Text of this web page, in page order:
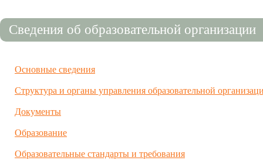
Сведения об образовательной организации
Основные сведения
Структура и органы управления образовательной
Документы
Образование
Образовательные стандарты и требования